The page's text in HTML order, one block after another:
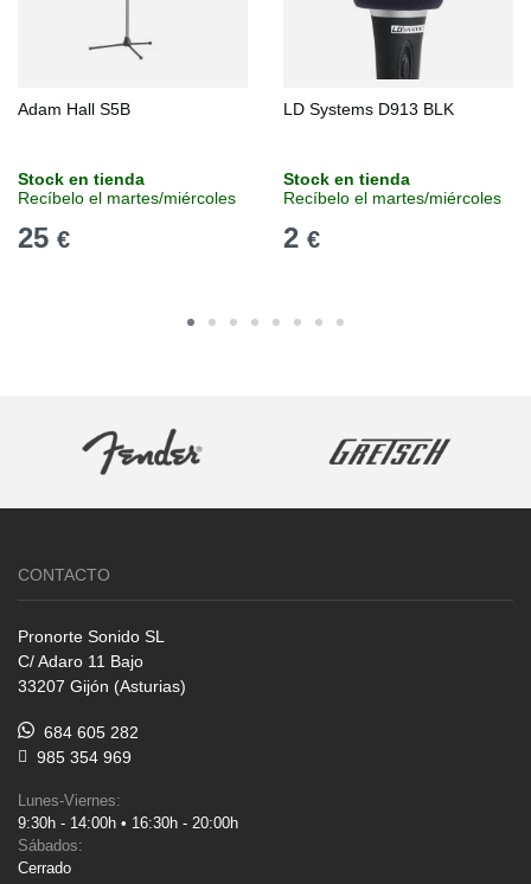
Adam Hall S5B
Stock en tienda
Recíbelo el martes/miércoles
25 €
LD Systems D913 BLK
Stock en tienda
Recíbelo el martes/miércoles
2 €
CONTACTO
Pronorte Sonido SL
C/ Adaro 11 Bajo
33207 Gijón (Asturias)
684 605 282
985 354 969
Lunes-Viernes:
9:30h - 14:00h • 16:30h - 20:00h
Sábados:
Cerrado